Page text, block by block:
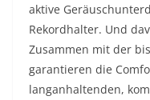
aktive
Rekordhalter. Und
Zusammen mit der
garantieren die
langanhaltenden,